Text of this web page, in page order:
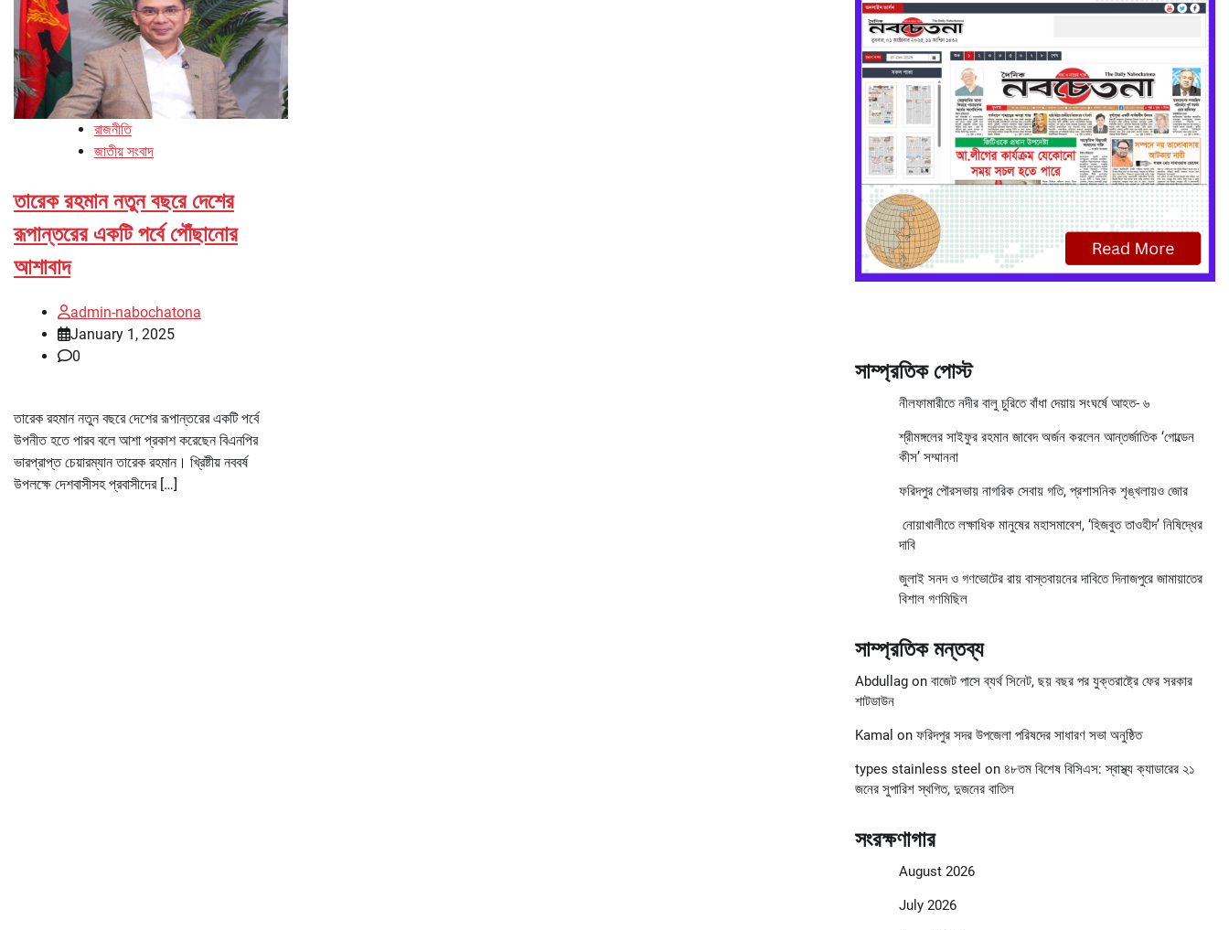
রাজনীতি
জাতীয় সংবাদ
তারেক রহমান নতুন বছরে দেশের
রূপান্তরের একটি পর্বে পৌঁছানোর
আশাবাদ
admin-nabochatona
January 1, 2025
0
তারেক রহমান নতুন বছরে দেশের রূপান্তরের একটি পর্বে
উপনীত হতে পারব বলে আশা প্রকাশ করেছেন বিএনপির
ভারপ্রাপ্ত চেয়ারম্যান তারেক রহমান। খ্রিষ্টীয় নববর্ষ
উপলক্ষে দেশবাসীসহ প্রবাসীদের […]
সাম্প্রতিক পোস্ট
নীলফামারীতে নদীর বালু চুরিতে বাঁধা দেয়ায় সংঘর্ষে আহত- ৬
শ্রীমঙ্গলের সাইফুর রহমান জাবেদ অর্জন করলেন আন্তর্জাতিক ‘গোল্ডেন
কীস’ সম্মাননা
ফরিদপুর পৌরসভায় নাগরিক সেবায় গতি, প্রশাসনিক শৃঙ্খলায়ও জোর
নোয়াখালীতে লক্ষাধিক মানুষের মহাসমাবেশ, ‘হিজবুত তাওহীদ’ নিষিদ্ধের
দাবি
জুলাই সনদ ও গণভোটের রায় বাস্তবায়নের দাবিতে দিনাজপুরে জামায়াতের
বিশাল গণমিছিল
সাম্প্রতিক মন্তব্য
Abdullagon বাজেট পাসে ব্যর্থ সিনেট, ছয় বছর পর যুক্তরাষ্ট্রে ফের সরকার
শাটডাউন
Kamal on ফরিদপুর সদর উপজেলা পরিষদের সাধারণ সভা অনুষ্ঠিত
types stainless steel on ৪৮তম বিশেষ বিসিএস: স্বাস্থ্য ক্যাডারের ২১
জনের সুপারিশ স্থগিত, দুজনের বাতিল
সংরক্ষণাগার
August 2026
July 2026